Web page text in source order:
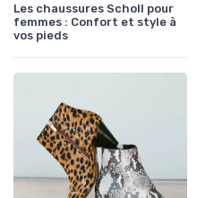
Les chaussures Scholl pour
femmes : Confort et style à
vos pieds